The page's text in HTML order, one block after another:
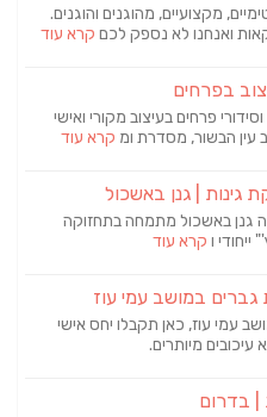
מקצועיים, מהוגנים והוגנים.
ואנחנו לא נספק לכם קרא עוד
בפרחים
פרחים בעיצוב מקורי ואישי
עין הבשור, מסדרת ומ קרא עוד
גינות | גנן באשכול
גנן באשכול מתמחה בתחזוקה
ו קרא עוד
גברים במושב עמי עוז
עמי עוז, כאן תקבלו יחס אישי
עיכובים מיותרים.
| בדרום